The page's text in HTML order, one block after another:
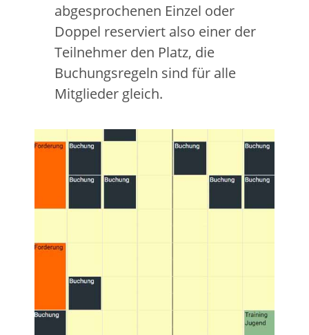
abgesprochenen Einzel oder
Doppel reserviert also einer der
Teilnehmer den Platz, die
Buchungsregeln sind für alle
Mitglieder gleich.